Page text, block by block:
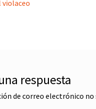
violaceo
respuesta
de correo electrónico no